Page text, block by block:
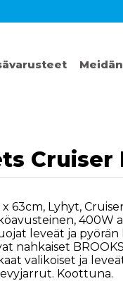
Cruiser
63cm, Lyhyt,
400W
leveät ja pyörän
nahkaiset
valikoiset ja
Koottuna.